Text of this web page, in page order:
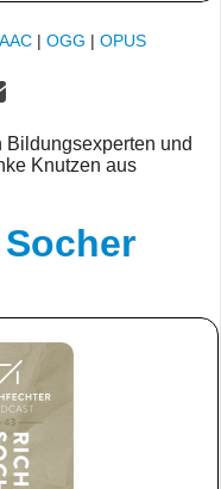
AAC | OGG | OPUS
Bildungsexperten und
Knutzen aus